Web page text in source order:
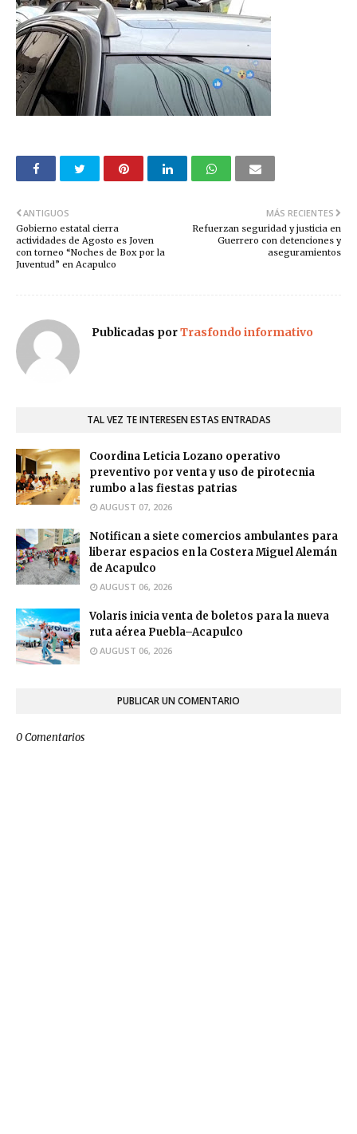
MÁS RECIENTES
Refuerzan seguridad y justicia en
Guerrero con detenciones y
aseguramientos
ANTIGUOS
Gobierno estatal cierra
actividades de Agosto es Joven
con torneo “Noches de Box por la
Juventud” en Acapulco
Publicadas porTrasfondo informativo
TAL VEZ TE INTERESEN ESTAS ENTRADAS
Coordina Leticia Lozano operativo
preventivo por venta y uso de pirotecnia
rumbo a las fiestas patrias
AUGUST 07, 2026
Notifican a siete comercios ambulantes para
liberar espacios en la Costera Miguel Alemán
de Acapulco
AUGUST 06, 2026
Volaris inicia venta de boletos para la nueva
ruta aérea Puebla–Acapulco
AUGUST 06, 2026
PUBLICAR UN COMENTARIO
0 Comentarios